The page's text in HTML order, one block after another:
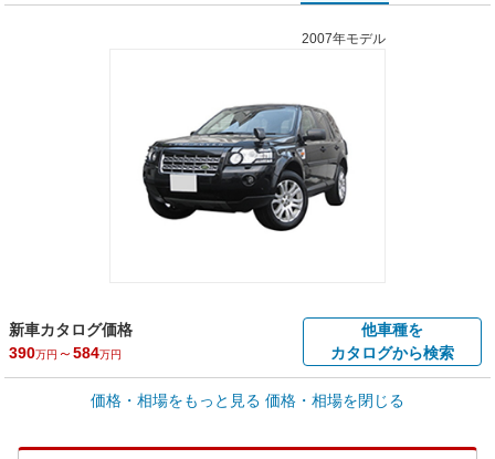
2007年モデル
新車カタログ価格
390万円 ～584万円
他車種を
カタログから検索
車買取価格 *
車買取相場
価格・相場をもっと見る 価格・相場を閉じる